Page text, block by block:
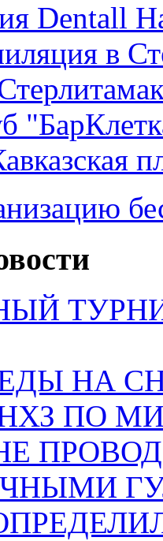
Dentall
в
НА
ПО